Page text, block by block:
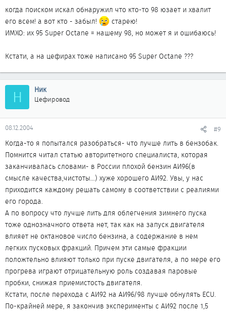
когда поиском искал обнаружил что кто-то 98 юзает и хвалит
его всем! а вот кто - забыл!
старею!
ИМХО: их 95 Super Octane = нашему 98, но может я и ошибаюсь!
Кстати, а на цефирах тоже написано 95 Super Octane ???
Н Ник
Цефировод
08.12.2004 #9
Когда-то я попытался разобраться- что лучше лить в бензобак.
Помнится читал статью авторитетного специалиста, которая
заканчивалась словами- в России плохой бензин АИ96(в
смысле качества,чистоты...) хуже хорошего АИ92. Увы, у нас
приходится каждому решать самому в соответствии с реалиями
его города.
А по вопросу что лучше лить для облегчения зимнего пуска
тоже однозначного ответа нет, так как на запуск двигателя
влияет не октановое число бензина, а содержание в нем
легких пусковых фракций. Причем эти самые фракции
положтельно влияют только при пуске двигателя, а по мере его
прогрева играют отрицательную роль создавая паровые
пробки, снижая приемистость двигателя.
Кстати, после перехода с АИ92 на АИ96/98 лучше обнулять ЕСU.
По-крайней мере, я закончив эксперименты с АИ92 после 1,5